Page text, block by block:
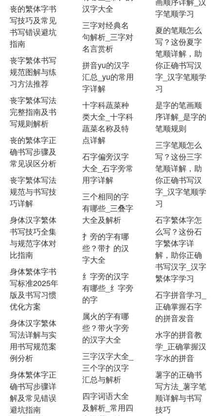
丧的繁体字书
写技巧及常见
书写错误避坑
指南
丧字繁体书写
规范图解与练
习方法推荐
丧字繁体写法
完整指南及书
写规则解析
丧的繁体字正
确书写步骤及
常见误区分析
丧字繁体写法
规范与书写技
巧详解
身体汉字繁体
书写技巧全集
与规范字体对
比指南
身体繁体字书
写标准2025年
版及书写习惯
优化方案
身体汉字繁体
写法详解与实
用书写规范案
例分析
身体繁体字正
确书写步骤详
解及常见错误
避坑指南
汉字大全
三字对经典名
句解析_三字对
名言赏析
拼音yu的汉字
汇总_yu的常用
字详解
十字科蔬菜种
类大全_十字科
蔬菜名称及特
点详解
石字偏旁汉字
大全_石字旁常
用字详解
三个相同的字
有哪些_三叠字
大全及解析
扌旁的字有哪
些？带扌的汉
字大全
纟字旁的汉字
有哪些_纟字旁
的字
属火的字有哪
些？带火字旁
的汉字大全
三字汉字大全_
三个字的汉字
汇总与解析
四字词语大全
及解析_常用四
字笔顺学习
夏的笔顺怎么
写？这份夏字
笔顺详解，助
你正确书写汉
字_汉字笔顺学
习
是字的笔画顺
序详解_是字的
笔顺规则
三字笔顺怎么
写？这份三字
笔顺详解，助
你正确书写汉
字_汉字笔顺学
习
石字繁体字怎
么写？这份石
字繁体字详
解，助你正确
书写汉字_汉字
繁体字学习
石字拼音学习_
正确掌握石字
的拼音发音
水字的拼音教
学_正确掌握汉
字水的拼音
薯字的正确书
写方法_薯字笔
顺详解与书写
技巧